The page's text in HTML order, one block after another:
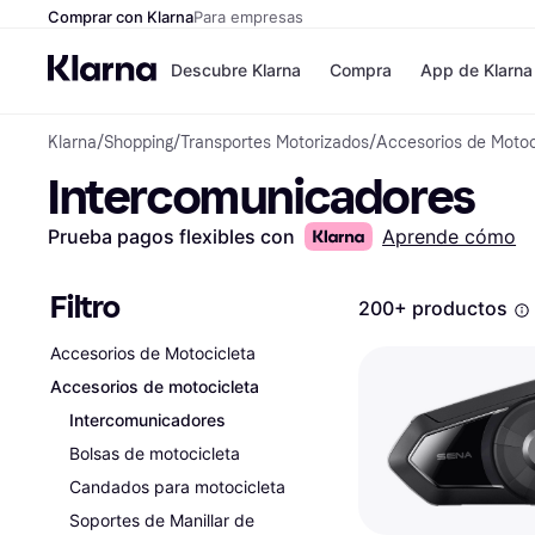
Comprar con KlarnaPara empresas
Descubre Klarna
Formas de
Paga ahora
Paga en 3 plazos
Paga en 30 días
Klarna en Apple
Compra
Tiendas
Shein
Zalando Prive
Zara
App de Klarna
Klarna/Shopping/Transportes Motorizados/Accesorios de
Intercomunicadores
Prueba pagos flexibles con Aprende cómo
Filtro
Accesorios de Motocicleta
Accesorios de motocicleta
Intercomunicadores
Bolsas de motocicleta
Candados para motocicleta
Soportes de Manillar de
200+ productos